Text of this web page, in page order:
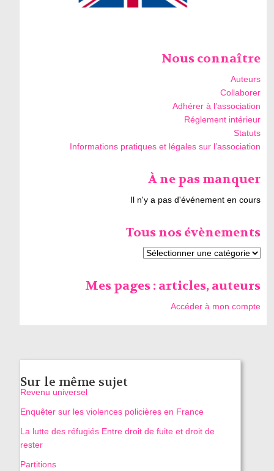
Nous connaître
Auteurs
Collaborer
Adhérer à l’association
Réglement intérieur
Statuts
Informations pratiques et légales sur l’association
À ne pas manquer
Il n'y a pas d'événement en cours
Tous nos évènements
Mes pages : articles, auteurs
Accéder à mon compte
Sur le même sujet
Revenu universel
Enquêter sur les violences policières en France
La lutte des réfugiés Entre droit de fuite et droit de
rester
Partitions